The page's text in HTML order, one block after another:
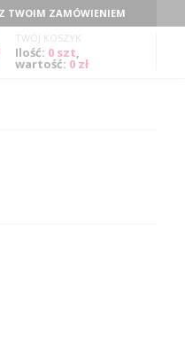
TWOIM ZAMÓWIENIEM
TWÓJ KOSZYK
Ilość: 0szt,
wartość: 0 zł